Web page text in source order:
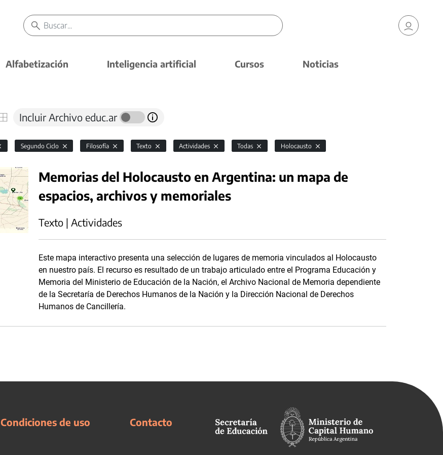
Alfabetización Inteligencia artificial Cursos Noticias
Incluir Archivo educ.ar
Segundo Ciclo Filosofía Texto Actividades Todas Holocausto
Memorias del Holocausto en Argentina: un mapa de
espacios, archivos y memoriales
Texto | Actividades
Este mapa interactivo presenta una selección de lugares de memoria vinculados al Holocausto
en nuestro país. El recurso es resultado de un trabajo articulado entre el Programa Educación y
Memoria del Ministerio de Educación de la Nación, el Archivo Nacional de Memoria dependiente
de la Secretaría de Derechos Humanos de la Nación y la Dirección Nacional de Derechos
Humanos de Cancillería.
Condiciones de uso Contacto